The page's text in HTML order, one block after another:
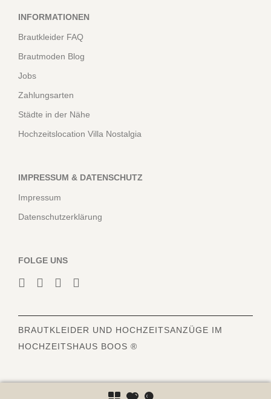
INFORMATIONEN
Brautkleider FAQ
Brautmoden Blog
Jobs
Zahlungsarten
Städte in der Nähe
Hochzeitslocation Villa Nostalgia
IMPRESSUM & DATENSCHUTZ
Impressum
Datenschutzerklärung
FOLGE UNS
BRAUTKLEIDER UND HOCHZEITSANZÜGE IM
HOCHZEITSHAUS BOOS ®